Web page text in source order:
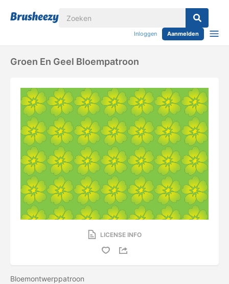
Inloggen Aanmelden
Groen En Geel Bloempatroon
LICENSE INFO
Bloemontwerppatroon